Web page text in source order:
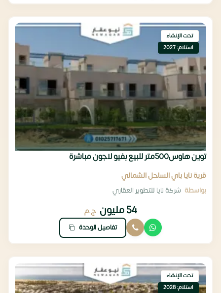
تحت الإنشاء
استلام: 2027
توين هاوس500متر للبيع بفيو لاجون مباشرة
قرية نايا باي الساحل الشمالي
بواسطة شركة نايا للتطوير العقاري
54 مليون ج.م
تفاصيل الوحدة
تحت الإنشاء
استلام: 2028